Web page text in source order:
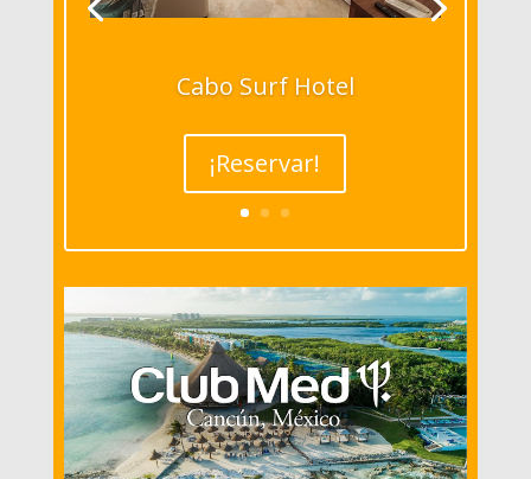
Cabo Surf Hotel
¡Reservar!